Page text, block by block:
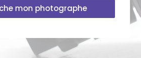
mon photographe